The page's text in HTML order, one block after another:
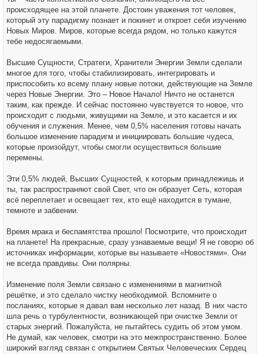
происходящее на этой планете. Достоин уважения тот человек,
который эту парадигму познает и покинет и откроет себя изучению
Новых Миров. Миров, которые всегда рядом, но только кажутся
тебе недосягаемыми.
Высшие Сущности, Стратеги, Хранители Энергии Земли сделали
многое для того, чтобы стабилизировать, интегрировать и
приспособить ко всему плану новые потоки, действующие на Земле
через Новые Энергии. Это – Новое Начало! Ничто не останется
таким, как прежде. И сейчас постоянно чувствуется то новое, что
происходит с людьми, живущими на Земле, и это касается и их
обучения и служения. Менее, чем 0,5% населения готовы начать
большое изменение парадигм и инициировать большие чудеса,
которые произойдут, чтобы смогли осуществиться большие
перемены.
Эти 0,5% людей, Высших Сущностей, к которым принадлежишь и
ты, так распространяют свой Свет, что он образует Сеть, которая
всё переплетает и освещает тех, кто ещё находится в тумане,
темноте и забвении.
Время мрака и беспамятства прошло! Посмотрите, что происходит
на планете! На прекрасные, сразу узнаваемые вещи! Я не говорю об
источниках информации, которые вы называете «Новостями». Они
не всегда правдивы. Они полярны.
Изменение поля Земли связано с изменениями в магнитной
решётке, и это сделало чистку необходимой. Вспомните о
посланиях, которые я давал вам несколько лет назад. В них часто
шла речь о турбулентности, возникающей при очистке Земли от
старых энергий. Пожалуйста, не пытайтесь судить об этом умом.
Не думай, как человек, смотри на это межпространственно. Более
широкий взгляд связан с открытием Святых Человеческих Сердец